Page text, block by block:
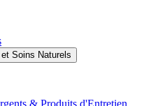
& Produits d'Entretien